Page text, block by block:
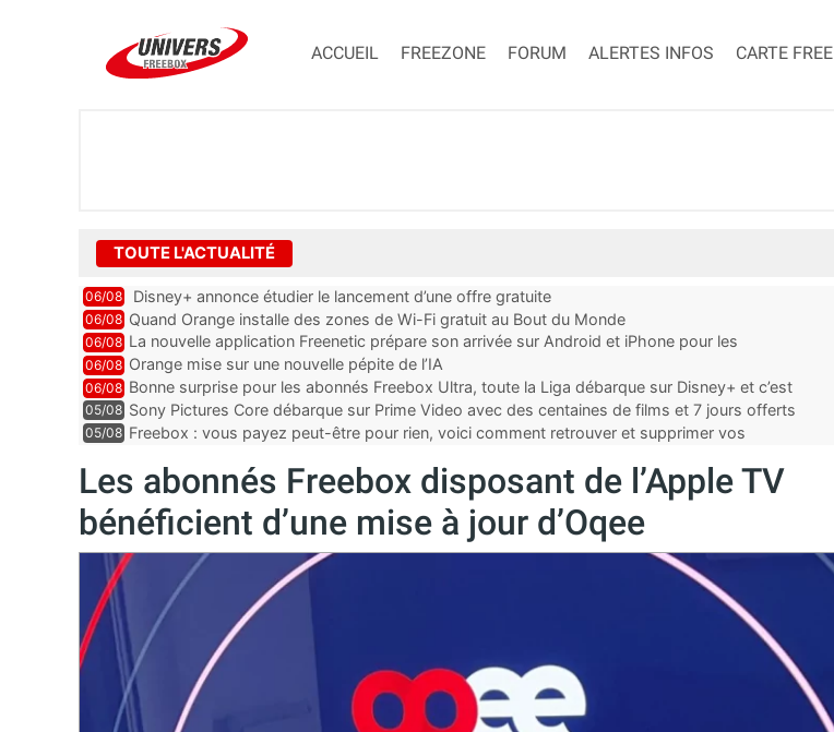
ACCUEIL FREEZONE FORUM ALERTES INFOS CARTE FREE
TOUTE L'ACTUALITÉ
06/08 Disney+ annonce étudier le lancement d’une offre gratuite
06/08 Quand Orange installe des zones de Wi-Fi gratuit au Bout du Monde
06/08 La nouvelle application Freenetic prépare son arrivée sur Android et iPhone pour les
abonnés Freebox, testez la
06/08 Orange mise sur une nouvelle pépite de l’IA
06/08 Bonne surprise pour les abonnés Freebox Ultra, toute la Liga débarque sur Disney+ et c’est
inclus
05/08 Sony Pictures Core débarque sur Prime Video avec des centaines de films et 7 jours offerts
05/08 Freebox : vous payez peut-être pour rien, voici comment retrouver et supprimer vos
Les abonnés Freebox disposant de l’Apple TV
bénéficient d’une mise à jour d’Oqee